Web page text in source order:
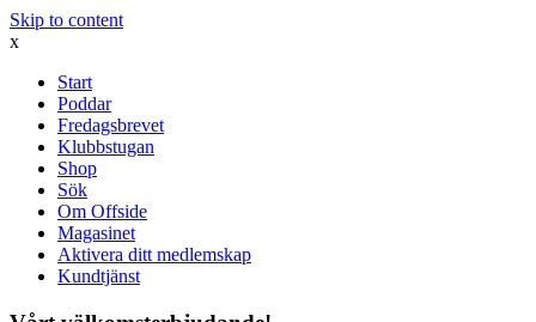
Skip to content
x
Start
Poddar
Fredagsbrevet
Klubbstugan
Shop
Sök
Om Offside
Magasinet
Aktivera ditt medlemskap
Kundtjänst